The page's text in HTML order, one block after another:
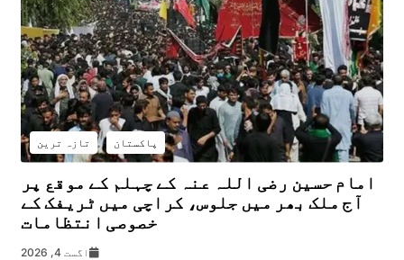
پاکستان تازہ ترین
امام حسین رضی اللہ عنہ کے چہلم کے موقع پر
آج ملک بھر میں جلوس، کراچی میں ٹریفک کے
خصوصی انتظامات
اگست 4, 2026